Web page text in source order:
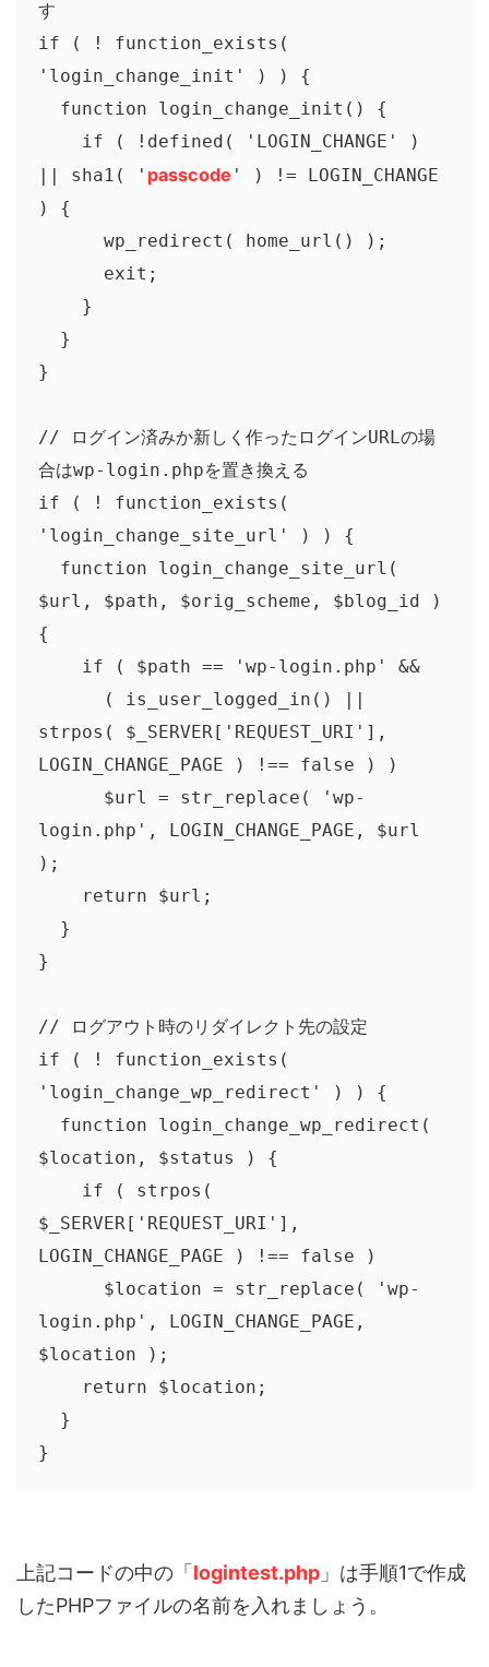
す
if ( ! function_exists(
'login_change_init' ) ) {
|| sha1( ' passcode ' ) != LOGIN_CHANGE
) {
}
// ログイン済みか新しく作ったログインURLの場
合はwp-login.phpを置き換える
if ( ! function_exists(
'login_change_site_url' ) ) {
$url, $path, $orig_scheme, $blog_id )
{
strpos( $_SERVER['REQUEST_URI'],
LOGIN_CHANGE_PAGE ) !== false ) )
login.php', LOGIN_CHANGE_PAGE, $url
);
}
// ログアウト時のリダイレクト先の設定
if ( ! function_exists(
'login_change_wp_redirect' ) ) {
$location, $status ) {
$_SERVER['REQUEST_URI'],
LOGIN_CHANGE_PAGE ) !== false )
login.php', LOGIN_CHANGE_PAGE,
$location );
上記コードの中の「 logintest.php 」は手順1で作成
したPHPファイルの名前を入れましょう。